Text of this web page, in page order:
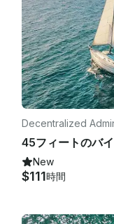
Decentralized
tral Greeceのヨット
New
$111時間